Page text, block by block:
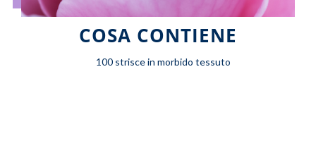
COSA CONTIENE
100 strisce in morbido tessuto